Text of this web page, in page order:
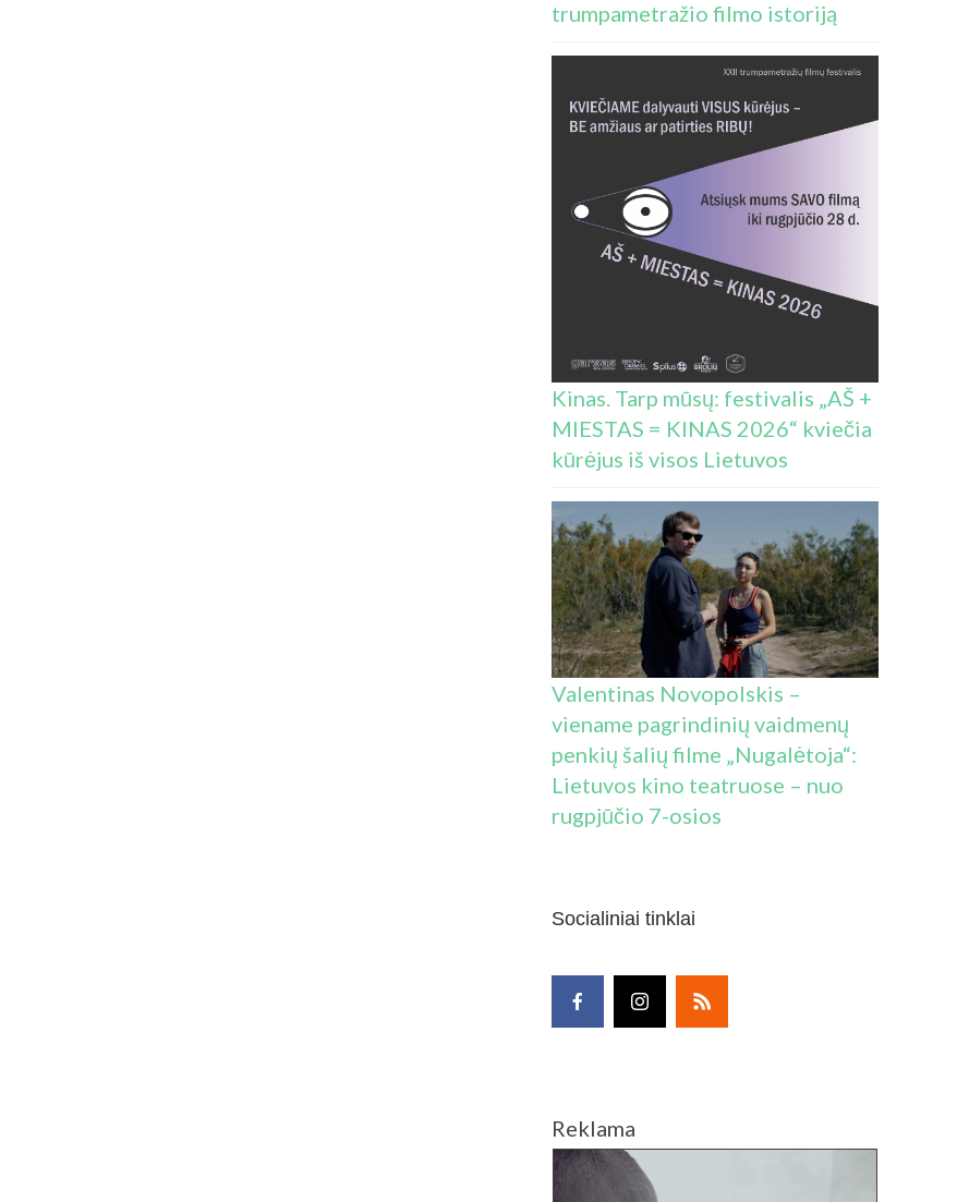
trumpametražio filmo istoriją
Kinas. Tarp mūsų: festivalis „AŠ +
MIESTAS = KINAS 2026“ kviečia
kūrėjus iš visos Lietuvos
Valentinas Novopolskis –
viename pagrindinių vaidmenų
penkių šalių filme „Nugalėtoja“:
Lietuvos kino teatruose – nuo
rugpjūčio 7-osios
Socialiniai tinklai
Reklama